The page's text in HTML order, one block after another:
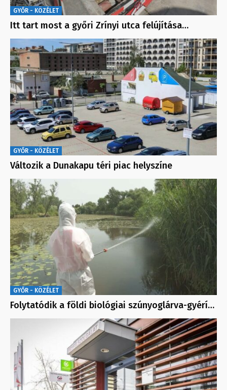
GYŐR - KÖZÉLET
Itt tart most a győri Zrínyi utca felújítása…
GYŐR - KÖZÉLET
Változik a Dunakapu téri piac helyszíne
GYŐR - KÖZÉLET
Folytatódik a földi biológiai szúnyoglárva-gyérí…